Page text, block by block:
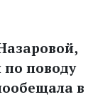
по поводу
в